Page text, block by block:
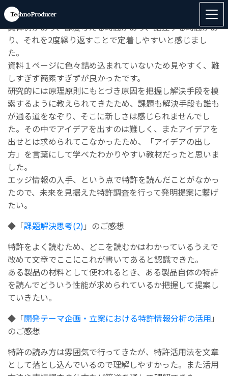
◆「
具体例があり、都度考える時間があり、記述する時間があ
り、それを2度繰り返すことで定着しやすいと感じまし
た。
資料１ページに色々詰め込まれていないため見やすく、難
しすぎず簡素すぎずが良かったです。
研究的には原理原則にもとづき原因を把握し解決手段を模
索するように教えられてきたため、課題も解決手段も誰も
が通る道をなぞり、そこに新しさは感じられませんでし
た。その中でアイデアを出すのは難しく、またアイデアを
出せとは求められてこなかったため、「アイデアの出し
方」を言葉にして学べたわかりやすい教材だったと思いま
した。
エッジ情報の入手、という点で特許を読んだことがなかっ
たので、未来を見据えた特許調査を行って発明提案に繋げ
たい。
◆「課題解決思考(2) 」のご感想
特許をよく読むため、どこを読むかはわかっているうえで
改めて文章でここにこれが書いてあると認識できた。
ある製品の材料として使われるとき、ある製品自体の特許
を読んでどういう性能が求められているか把握して提案し
ていきたい。
◆「開発テーマ企画・立案における特許情報分析の活用 」
のご感想
特許の読み方は雰囲気で行ってきたが、特許活用法を文章
として落とし込んでいるので理解しやすかった。また活用